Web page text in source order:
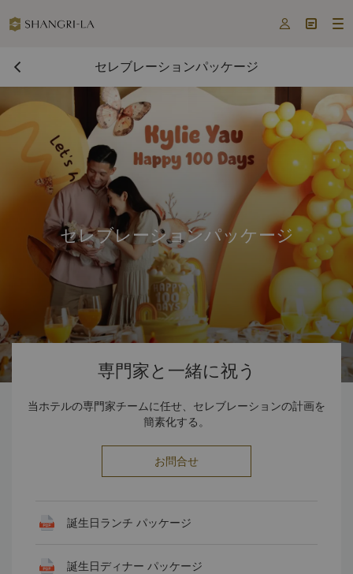
  
セレブレーションパッケージ
セレブレーションパッケージ
専門家と一緒に祝う
当ホテルの専門家チームに任せ、セレブレーションの計画を
簡素化する。
お問合せ
誕生日ランチ パッケージ
誕生日ディナー パッケージ